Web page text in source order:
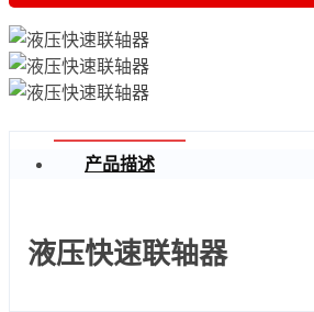
产品描述
液压快速联轴器